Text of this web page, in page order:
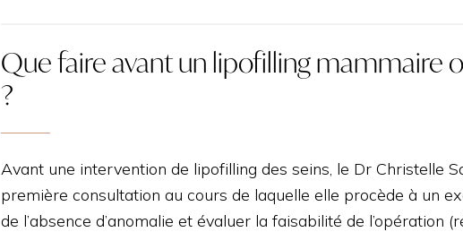
Que faire avant un lipofilling mammaire
?
Avant une intervention de lipofilling des seins, le Dr Christelle
première consultation au cours de laquelle elle procède à un
de l’absence d’anomalie et évaluer la faisabilité de